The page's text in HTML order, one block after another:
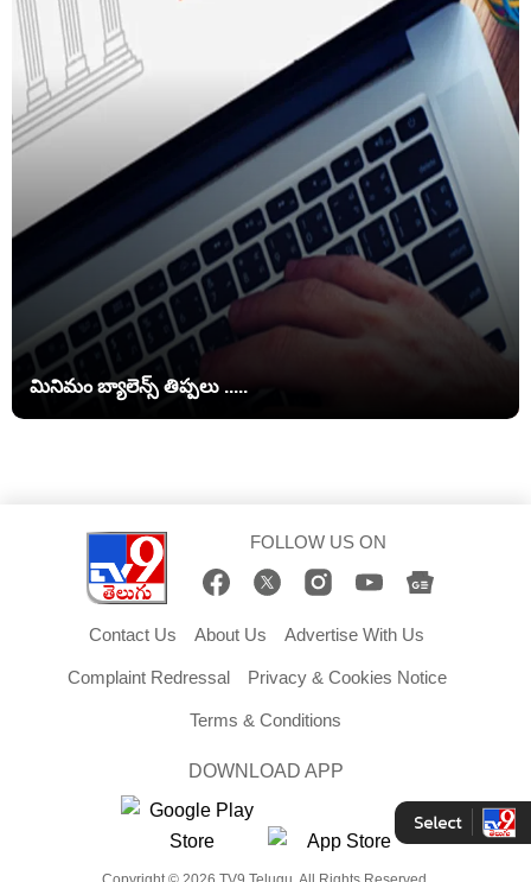
మినిమం బ్యాలెన్స్ తిప్పలు .....
FOLLOW US ON
Contact Us About Us Advertise With Us
Complaint Redressal Privacy & Cookies Notice
Terms & Conditions
DOWNLOAD APP